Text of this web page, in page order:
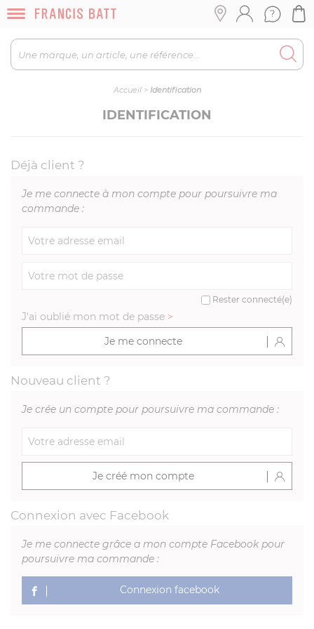
Accueil> Identification
IDENTIFICATION
Déjà client ?
Je me connecte à mon compte pour poursuivre ma
commande :
Rester connecté(e)
J'ai oublié mon mot de passe >
Je me connecte
Nouveau client ?
Je crée un compte pour poursuivre ma commande :
Je créé mon compte
Connexion avec Facebook
Je me connecte grâce a mon compte Facebook pour
poursuivre ma commande :
Connexion facebook